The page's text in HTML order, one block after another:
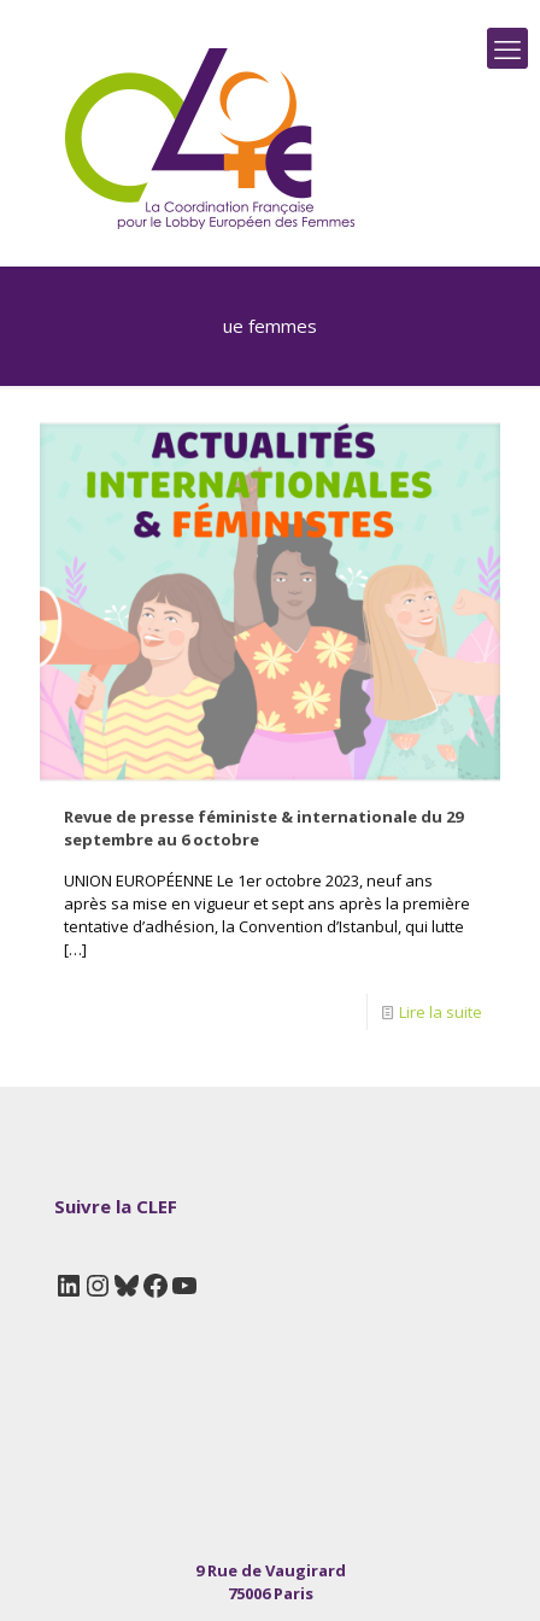
ue femmes
Revue de presse féministe & internationale du 29
septembre au 6 octobre
UNION EUROPÉENNE Le 1er octobre 2023, neuf ans
après sa mise en vigueur et sept ans après la première
tentative d’adhésion, la Convention d’Istanbul, qui lutte
[…]
Lire la suite
Suivre la CLEF
LinkedIn
Instagram
Bluesky
Facebook
YouTube
9 Rue de Vaugirard
75006 Paris